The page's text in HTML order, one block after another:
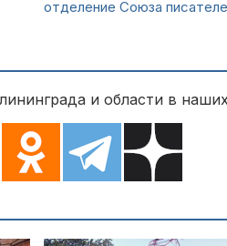
отделение Союза
и области в